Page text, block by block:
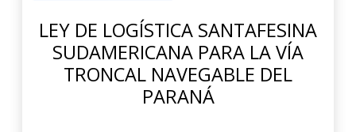
LEY DE LOGÍSTICA SANTAFESINA
SUDAMERICANA PARA LA VÍA
TRONCAL NAVEGABLE DEL
PARANÁ